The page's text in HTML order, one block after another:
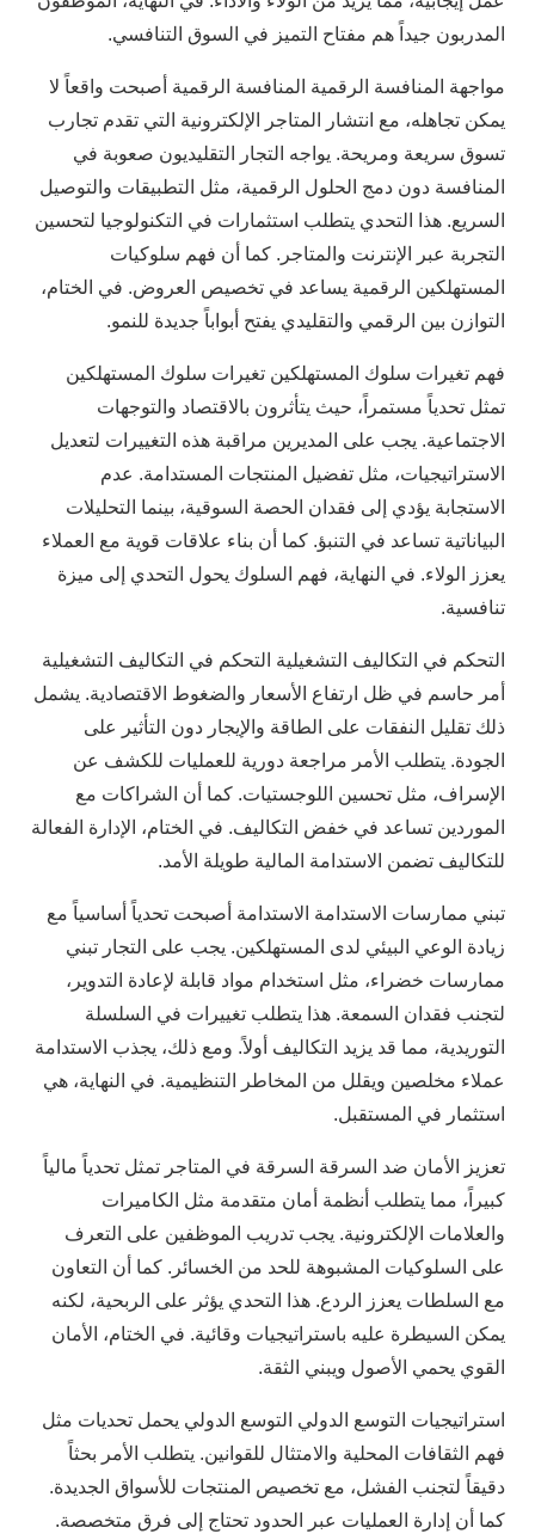
المدربون جيداً هم مفتاح التميز في السوق التنافسي.
مواجهة المنافسة الرقمية المنافسة الرقمية أصبحت واقعاً لا
يمكن تجاهله، مع انتشار المتاجر الإلكترونية التي تقدم تجارب
تسوق سريعة ومريحة. يواجه التجار التقليديون صعوبة في
المنافسة دون دمج الحلول الرقمية، مثل التطبيقات والتوصيل
السريع. هذا التحدي يتطلب استثمارات في التكنولوجيا لتحسين
التجربة عبر الإنترنت والمتاجر. كما أن فهم سلوكيات
المستهلكين الرقمية يساعد في تخصيص العروض. في الختام،
التوازن بين الرقمي والتقليدي يفتح أبواباً جديدة للنمو.
فهم تغيرات سلوك المستهلكين تغيرات سلوك المستهلكين
تمثل تحدياً مستمراً، حيث يتأثرون بالاقتصاد والتوجهات
الاجتماعية. يجب على المديرين مراقبة هذه التغييرات لتعديل
الاستراتيجيات، مثل تفضيل المنتجات المستدامة. عدم
الاستجابة يؤدي إلى فقدان الحصة السوقية، بينما التحليلات
البياناتية تساعد في التنبؤ. كما أن بناء علاقات قوية مع العملاء
يعزز الولاء. في النهاية، فهم السلوك يحول التحدي إلى ميزة
تنافسية.
التحكم في التكاليف التشغيلية التحكم في التكاليف التشغيلية
أمر حاسم في ظل ارتفاع الأسعار والضغوط الاقتصادية. يشمل
ذلك تقليل النفقات على الطاقة والإيجار دون التأثير على
الجودة. يتطلب الأمر مراجعة دورية للعمليات للكشف عن
الإسراف، مثل تحسين اللوجستيات. كما أن الشراكات مع
الموردين تساعد في خفض التكاليف. في الختام، الإدارة الفعالة
للتكاليف تضمن الاستدامة المالية طويلة الأمد.
تبني ممارسات الاستدامة الاستدامة أصبحت تحدياً أساسياً مع
زيادة الوعي البيئي لدى المستهلكين. يجب على التجار تبني
ممارسات خضراء، مثل استخدام مواد قابلة لإعادة التدوير،
لتجنب فقدان السمعة. هذا يتطلب تغييرات في السلسلة
التوريدية، مما قد يزيد التكاليف أولاً. ومع ذلك، يجذب الاستدامة
عملاء مخلصين ويقلل من المخاطر التنظيمية. في النهاية، هي
استثمار في المستقبل.
تعزيز الأمان ضد السرقة السرقة في المتاجر تمثل تحدياً مالياً
كبيراً، مما يتطلب أنظمة أمان متقدمة مثل الكاميرات
والعلامات الإلكترونية. يجب تدريب الموظفين على التعرف
على السلوكيات المشبوهة للحد من الخسائر. كما أن التعاون
مع السلطات يعزز الردع. هذا التحدي يؤثر على الربحية، لكنه
يمكن السيطرة عليه باستراتيجيات وقائية. في الختام، الأمان
القوي يحمي الأصول ويبني الثقة.
استراتيجيات التوسع الدولي التوسع الدولي يحمل تحديات مثل
فهم الثقافات المحلية والامتثال للقوانين. يتطلب الأمر بحثاً
دقيقاً لتجنب الفشل، مع تخصيص المنتجات للأسواق الجديدة.
كما أن إدارة العمليات عبر الحدود تحتاج إلى فرق متخصصة.